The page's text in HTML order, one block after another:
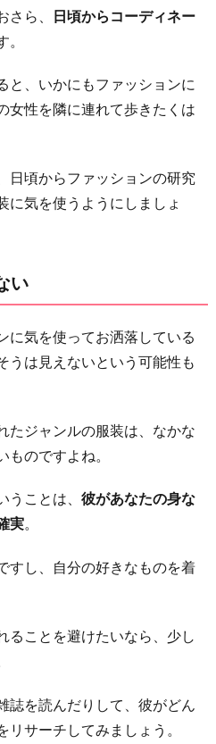
ら、 日頃からコーディネー
。
と、いかにもファッションに
女性を隣に連れて歩きたくは
日頃からファッションの研究
に気を使うようにしましょ
い
に気を使ってお洒落している
うは見えないという可能性も
たジャンルの服装は、なかな
のですよね。
ことは、 彼があなたの身な
実。
すし、自分の好きなものを着
ることを避けたいなら、少し
誌を読んだりして、彼がどん
サーチしてみましょう。